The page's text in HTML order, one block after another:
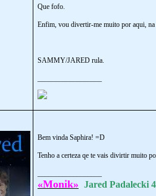
Que fofo.
Enfim, vou divertir-me muito por aqui, na
SAMMY/JARED rula.
Bem vinda Saphira! =D
Tenho a certeza qe te vais divirtir muito
«Monik» Jared Padalecki